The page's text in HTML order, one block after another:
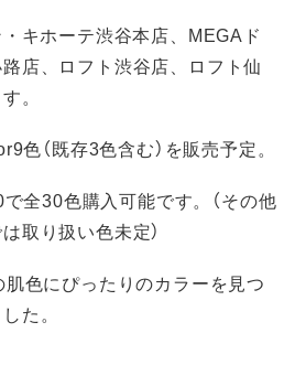
キホーテ渋谷本店、MEGAド
店、ロフト渋谷店、ロフト仙
。
色（既存3色含む）を販売予定。
全30色購入可能です。（その他
取り扱い色未定）
色にぴったりのカラーを見つ
た。